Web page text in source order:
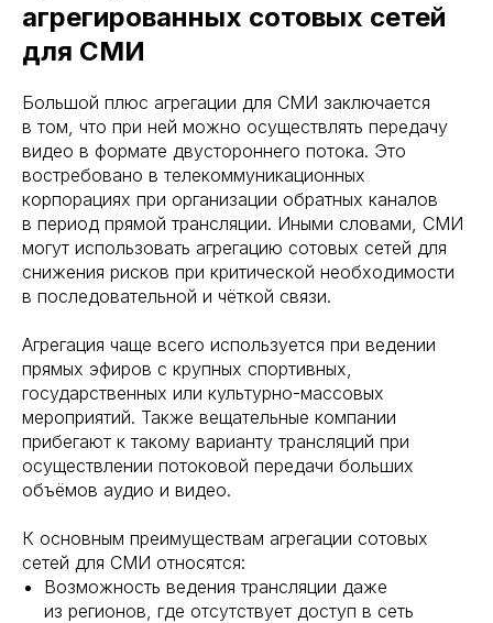
агрегированных сотовых сетей
для СМИ
Большой плюс агрегации для СМИ заключается
в том, что при ней можно осуществлять передачу
видео в формате двустороннего потока. Это
востребовано в телекоммуникационных
корпорациях при организации обратных каналов
в период прямой трансляции. Иными словами, СМИ
могут использовать агрегацию сотовых сетей для
снижения рисков при критической необходимости
в последовательной и чёткой связи.
Агрегация чаще всего используется при ведении
прямых эфиров с крупных спортивных,
государственных или культурно-массовых
мероприятий. Также вещательные компании
прибегают к такому варианту трансляций при
осуществлении потоковой передачи больших
объёмов аудио и видео.
К основным преимуществам агрегации сотовых
сетей для СМИ относятся:
Возможность ведения трансляции даже
из регионов, где отсутствует доступ в сеть